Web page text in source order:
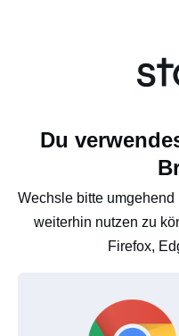
Du
Wechsle bitte
weiterhin nutzen zu
Firefox,